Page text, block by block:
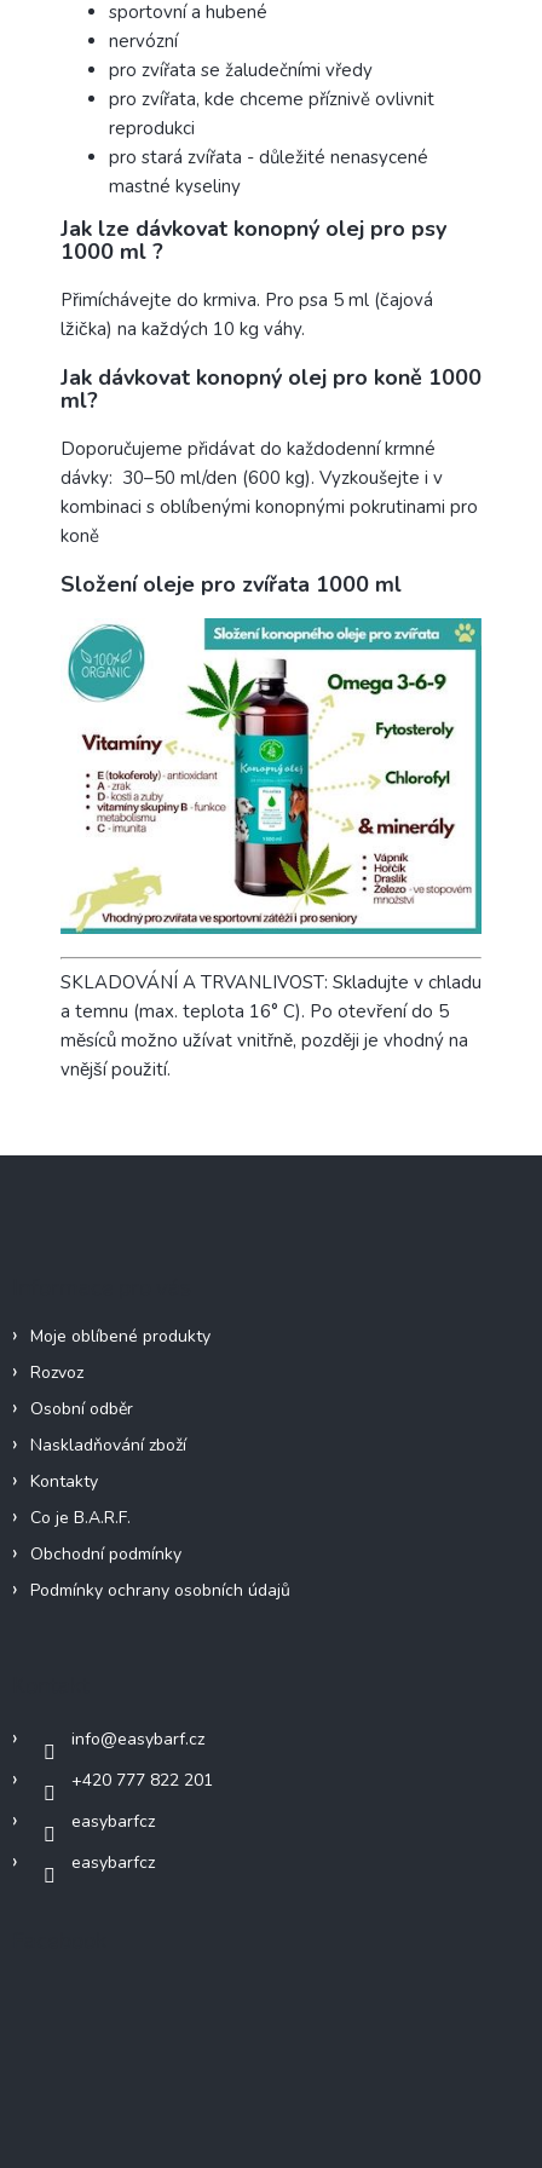
sportovní a hubené
nervózní
pro zvířata se žaludečními vředy
pro zvířata, kde chceme příznivě ovlivnit
reprodukci
pro stará zvířata - důležité nenasycené
mastné kyseliny
Jak lze dávkovat konopný olej pro psy
1000 ml ?
Přimíchávejte do krmiva. Pro psa 5 ml (čajová
lžička) na každých 10 kg váhy.
Jak dávkovat konopný olej pro koně 1000
ml?
Doporučujeme přidávat do každodenní krmné
dávky: 30–50 ml/den (600 kg). Vyzkoušejte i v
kombinaci s oblíbenými konopnými pokrutinami pro
koně
Složení oleje pro zvířata 1000 ml
SKLADOVÁNÍ A TRVANLIVOST: Skladujte v chladu
a temnu (max. teplota 16° C). Po otevření do 5
měsíců možno užívat vnitřně, později je vhodný na
vnější použití.
Moje oblíbené produkty
Rozvoz
Osobní odběr
Naskladňování zboží
Kontakty
Co je B.A.R.F.
Obchodní podmínky
Podmínky ochrany osobních údajů
info@easybarf.cz
+420 777 822 201
easybarfcz
easybarfcz